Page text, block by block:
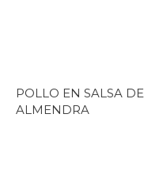
POLLO EN SALSA DE
ALMENDRA